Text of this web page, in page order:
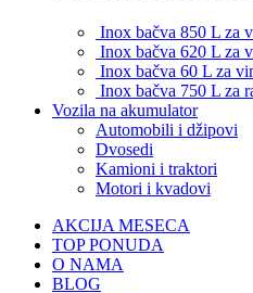
Inox bačva 850 L za
Inox bačva 620 L za
Inox bačva 60 L za
Inox bačva 750 L za
Vozila na akumulator
Automobili i džipovi
Dvosedi
Kamioni i traktori
Motori i kvadovi
AKCIJA MESECA
TOP PONUDA
O NAMA
BLOG